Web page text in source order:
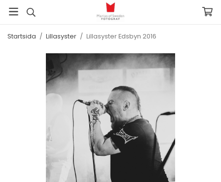
Startsida / Lillasyster / Lillasyster Edsbyn 2016